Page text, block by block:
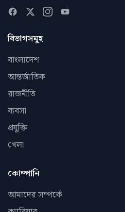
বিভাগসমূহ
বাংলাদেশ
আন্তর্জাতিক
রাজনীতি
ব্যবসা
প্রযুক্তি
খেলা
কোম্পানি
আমাদের সম্পর্কে